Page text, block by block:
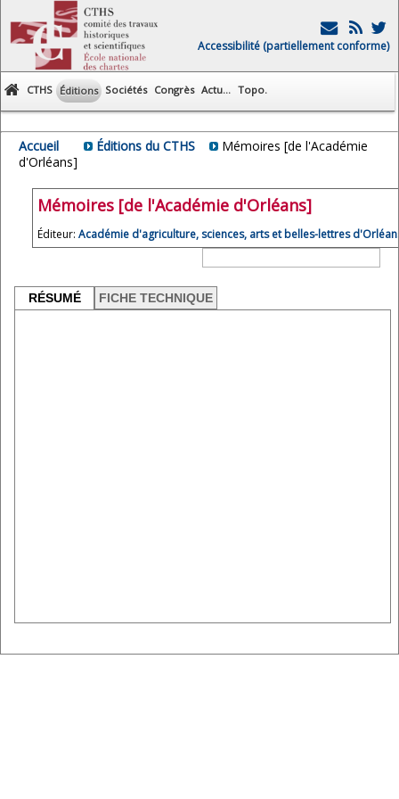
Accessibilité (partiellement conforme)
CTHS Éditions Sociétés Congrès Actu... Topo.
Accueil Éditions du CTHS
Mémoires [de l'Académie
d'Orléans]
Mémoires [de l'Académie d'Orléans]
Éditeur: Académie d'agriculture, sciences, arts et belles-lettres
RÉSUMÉ FICHE TECHNIQUE